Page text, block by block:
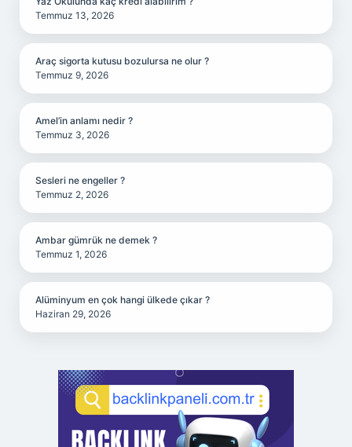
Temmuz 13, 2026
Araç sigorta kutusu bozulursa ne olur ?
Temmuz 9, 2026
Amel’in anlamı nedir ?
Temmuz 3, 2026
Sesleri ne engeller ?
Temmuz 2, 2026
Ambar gümrük ne demek ?
Temmuz 1, 2026
Alüminyum en çok hangi ülkede çıkar ?
Haziran 29, 2026